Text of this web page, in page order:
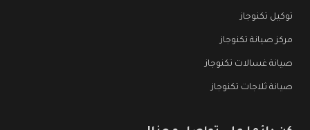
توكيل تكنوجاز
مركز صيانة تكنوجاز
صيانة غسالات تكنوجاز
صيانة ثلاجات تكنوجاز